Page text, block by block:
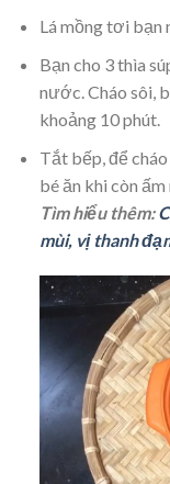
Lá mồng tơi bạn
Bạn cho 3 thìa
nước. Cháo sôi,
khoảng 10 phút.
Tắt bếp, để
bé ăn khi còn ấm
Tìm hiểu thêm:
mùi, vị thanh